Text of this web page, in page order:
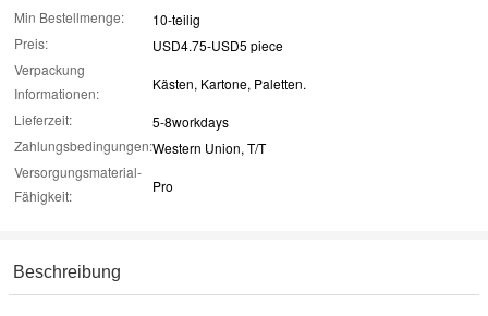
Min Bestellmenge:
10-teilig
Preis:
USD4.75-USD5 piece
Verpackung
Informationen:
Kästen, Kartone, Paletten.
Lieferzeit:
5-8workdays
Zahlungsbedingungen:Western Union, T/T
Versorgungsmaterial-
Fähigkeit:
Pro
Beschreibung